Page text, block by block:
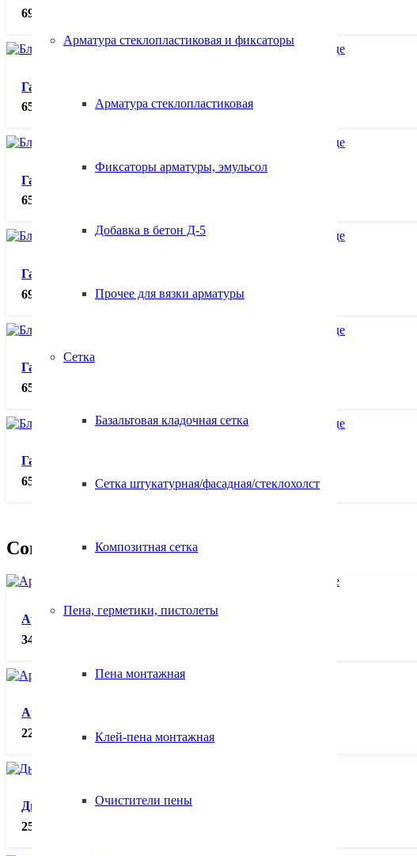
Арматура стеклопластиковая и фиксаторы
Арматура стеклопластиковая
Фиксаторы арматуры, эмульсол
Добавка в бетон Д-5
Прочее для вязки арматуры
Сетка
Базальтовая кладочная сетка
Сетка штукатурная/фасадная/стеклохолст
Композитная сетка
Пена, герметики, пистолеты
Пена монтажная
Клей-пена монтажная
Очистители пены
6900.00
Газобетонные блоки 625х250х200 D400, м³.
6500.00
Газобетонные блоки 625х250х200 D500, м³.
6500.00
Газобетонные блоки 625х250х200 D600, м³.
6900.00
Газобетонные блоки 625х250х300 D400, м³.
6500.00
Газобетонные блоки 625х250х300 D500, м³.
6500.00
Сопутствующие товары
Арматура стеклопластиковая АКС 10 ГОСТ, пог.м
34.00
Арматура стеклопластиковая АКС 8 ГОСТ, пог.м
22.00
Дюбель РД10, шт.
25.00